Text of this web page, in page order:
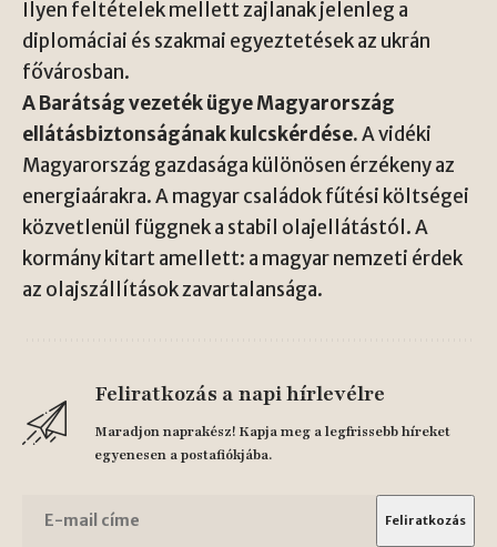
Ilyen feltételek mellett zajlanak jelenleg a
diplomáciai és szakmai egyeztetések az ukrán
fővárosban.
A Barátság vezeték ügye Magyarország
ellátásbiztonságának kulcskérdése.A vidéki
Magyarország gazdasága különösen érzékeny az
energiaárakra. A magyar családok fűtési költségei
közvetlenül függnek a stabil olajellátástól. A
kormány kitart amellett: a magyar nemzeti érdek
az olajszállítások zavartalansága.
Feliratkozás a napi hírlevélre
Maradjon naprakész! Kapja meg a legfrissebb híreket
egyenesen a postafiókjába.